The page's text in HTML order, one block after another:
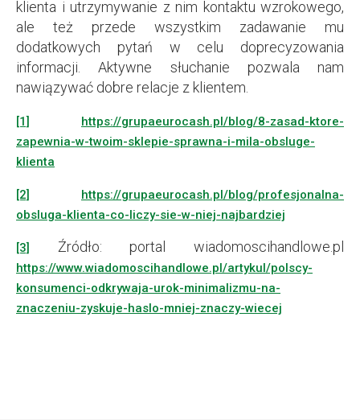
klienta i utrzymywanie z nim kontaktu wzrokowego,
ale też przede wszystkim zadawanie mu
dodatkowych pytań w celu doprecyzowania
informacji. Aktywne słuchanie pozwala nam
nawiązywać dobre relacje z klientem.
[1]
https://grupaeurocash.pl/blog/8-zasad-ktore-
zapewnia-w-twoim-sklepie-sprawna-i-mila-obsluge-
klienta
[2]
https://grupaeurocash.pl/blog/profesjonalna-
obsluga-klienta-co-liczy-sie-w-niej-najbardziej
[3] Źródło: portal wiadomoscihandlowe.pl
https://www.wiadomoscihandlowe.pl/artykul/polscy-
konsumenci-odkrywaja-urok-minimalizmu-na-
znaczeniu-zyskuje-haslo-mniej-znaczy-wiecej